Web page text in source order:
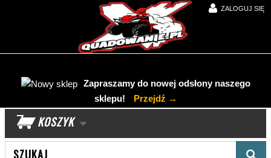
ZALOGUJ SIĘ
Zapraszamy do nowej odsłony naszego
sklepu!
Przejdź →
KOSZYK